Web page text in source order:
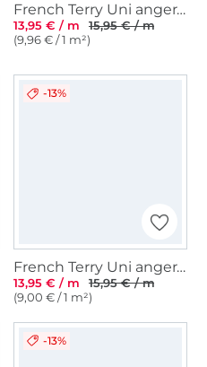
French Terry Uni angeraut, dunkelviolett
13,95 € / m
15,95 € / m
(9,96 € / 1 m²)
-13%
French Terry Uni angeraut, koralle
13,95 € / m
15,95 € / m
(9,00 € / 1 m²)
-13%